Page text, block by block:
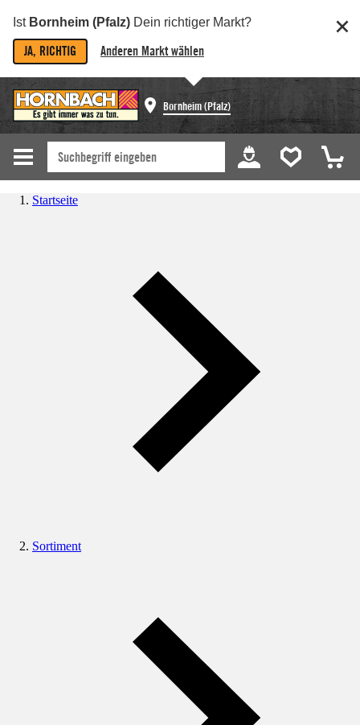
Ist Bornheim (Pfalz) Dein richtiger Markt?
JA, RICHTIG Anderen Markt wählen
Bornheim (Pfalz)
Startseite
Sortiment